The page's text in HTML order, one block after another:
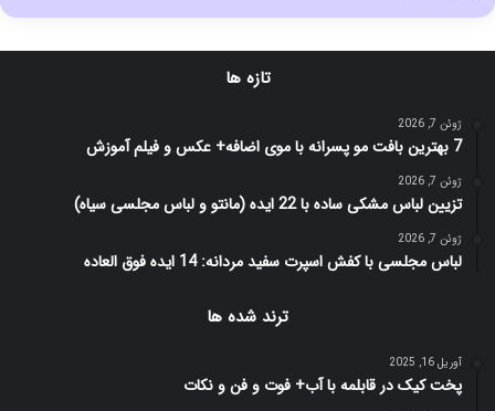
تازه ها
ژوئن 7, 2026
7 بهترین بافت مو پسرانه با موی اضافه+ عکس و فیلم آموزش
ژوئن 7, 2026
تزیین لباس مشکی ساده با 22 ایده (مانتو و لباس مجلسی سیاه)
ژوئن 7, 2026
لباس مجلسی با کفش اسپرت سفید مردانه: 14 ایده فوق العاده
ترند شده ها
آوریل 16, 2025
پخت کیک در قابلمه با آب+ فوت و فن و نکات